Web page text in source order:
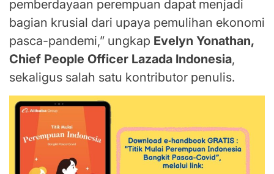
pemberdayaan perempuan dapat menjadi
bagian krusial dari upaya pemulihan ekonomi
pasca-pandemi,” ungkap Evelyn Yonathan,
Chief People Officer Lazada Indonesia,
sekaligus salah satu kontributor penulis.